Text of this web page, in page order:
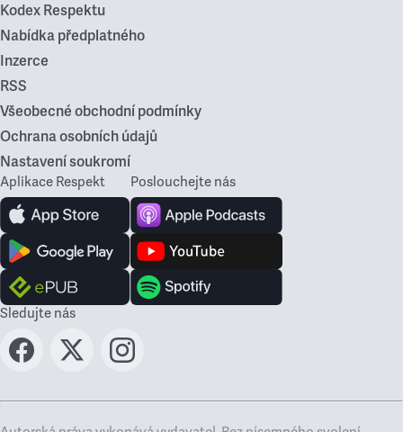
Kodex Respektu
Nabídka předplatného
Inzerce
RSS
Všeobecné obchodní podmínky
Ochrana osobních údajů
Nastavení soukromí
Aplikace Respekt Poslouchejte nás
Sledujte nás